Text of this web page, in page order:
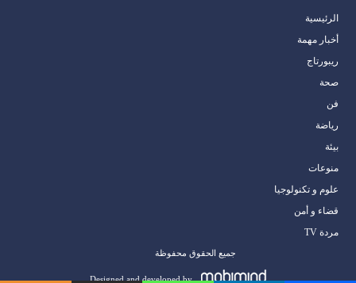
الرئيسية
أخبار مهمة
ريبورتاج
صحة
فن
رياضة
بيئة
منوعات
علوم و تكنولوجيا
قضاء و أمن
مردة TV
جميع الحقوق محفوظة
Designed and developed by